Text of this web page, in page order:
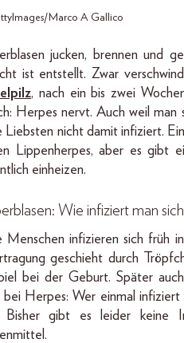
Marco A Gallico
jucken, brennen und
ist entstellt. Zwar
, nach ein bis zwei
Herpes nervt. Auch weil man
Liebsten nicht damit infiziert.
Lippenherpes, aber es gibt
einheizen.
Wie infiziert man
Menschen infizieren sich früh
geschieht durch
bei der Geburt. Später
bei Herpes: Wer einmal
Bisher gibt es leider keine